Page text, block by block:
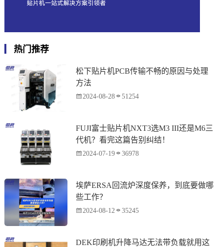
热门推荐
松下贴片机PCB传输不畅的原因与处理
方法
2024-08-28 51254
FUJI富士贴片机NXT3选M3 III还是M6三
代机？看完这篇告别纠结！
2024-07-19 36978
埃萨ERSA回流炉深度保养，到底要做哪
些工作？
2024-08-12 35245
DEK印刷机升降马达无法带负载就用这